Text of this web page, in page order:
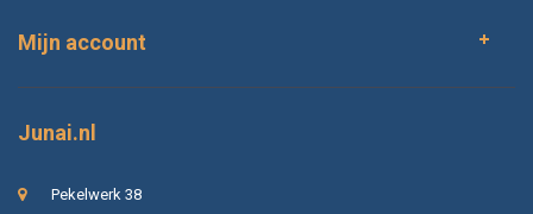
Mijn account
Junai.nl
Pekelwerk 38